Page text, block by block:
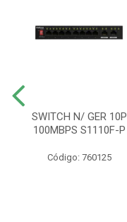
SWITCH N/ GER 10P
100MBPS S1110F-P
Código: 760125